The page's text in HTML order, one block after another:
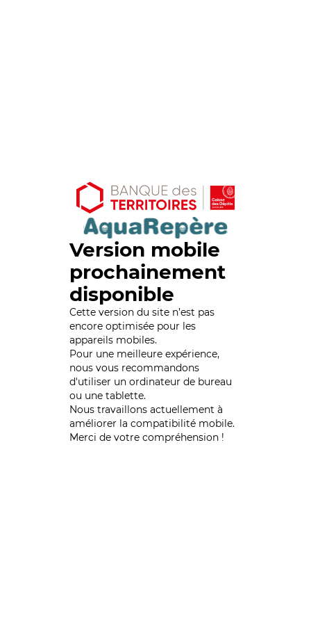
Version mobile
prochainement
disponible
Cette version du site n’est pas
encore optimisée pour les
appareils mobiles.
Pour une meilleure expérience,
nous vous recommandons
d'utiliser un ordinateur de bureau
ou une tablette.
Nous travaillons actuellement à
améliorer la compatibilité mobile.
Merci de votre compréhension !